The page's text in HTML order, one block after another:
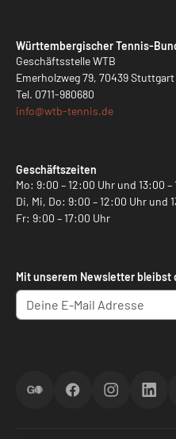
Württembergischer Tennis-
Geschäftsstelle WTB
Emerholzweg 79, 70439 Stuttgart
Tel. 0711-980680
info@wtb-tennis.de
Geschäftszeiten
Mo: 9:00 – 12:00 Uhr und 13:00 –
Di, Mi, Do: 9:00 – 12:00 Uhr und
Fr: 9:00 – 17:00 Uhr
Mit unserem Newsletter bleibst
ScoreGOFacebookInstagram